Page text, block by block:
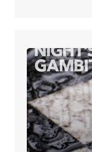
KA
–
The
Night’s
Gambit